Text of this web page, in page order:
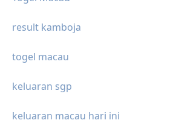
result kamboja
togel macau
keluaran sgp
keluaran macau hari ini